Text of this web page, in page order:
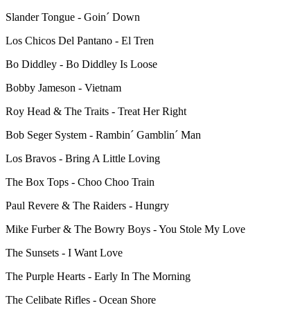
Slander Tongue - Goin´ Down
Los Chicos Del Pantano - El Tren
Bo Diddley - Bo Diddley Is Loose
Bobby Jameson - Vietnam
Roy Head & The Traits - Treat Her Right
Bob Seger System - Rambin´ Gamblin´ Man
Los Bravos - Bring A Little Loving
The Box Tops - Choo Choo Train
Paul Revere & The Raiders - Hungry
Mike Furber & The Bowry Boys - You Stole My Love
The Sunsets - I Want Love
The Purple Hearts - Early In The Morning
The Celibate Rifles - Ocean Shore